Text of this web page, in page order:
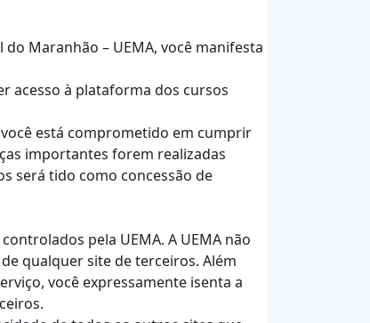
Maranhão – UEMA, você manifesta
acesso à plataforma dos cursos
está comprometido em cumprir
importantes forem realizadas
será tido como concessão de
pela UEMA. A UEMA não
qualquer site de terceiros. Além
você expressamente isenta a